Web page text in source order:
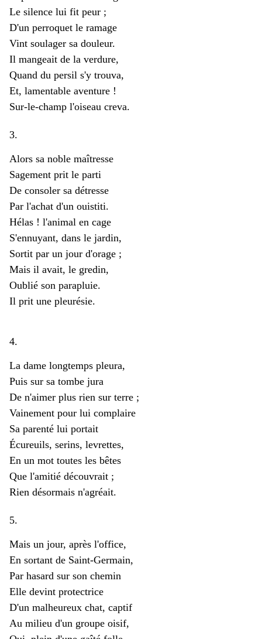
Le silence lui fit peur ;
D'un perroquet le ramage
Vint soulager sa douleur.
Il mangeait de la verdure,
Quand du persil s'y trouva,
Et, lamentable aventure !
Sur-le-champ l'oiseau creva.
3.
Alors sa noble maîtresse
Sagement prit le parti
De consoler sa détresse
Par l'achat d'un ouistiti.
Hélas ! l'animal en cage
S'ennuyant, dans le jardin,
Sortit par un jour d'orage ;
Mais il avait, le gredin,
Oublié son parapluie.
Il prit une pleurésie.
4.
La dame longtemps pleura,
Puis sur sa tombe jura
De n'aimer plus rien sur terre ;
Vainement pour lui complaire
Sa parenté lui portait
Écureuils, serins, levrettes,
En un mot toutes les bêtes
Que l'amitié découvrait ;
Rien désormais n'agréait.
5.
Mais un jour, après l'office,
En sortant de Saint-Germain,
Par hasard sur son chemin
Elle devint protectrice
D'un malheureux chat, captif
Au milieu d'un groupe oisif,